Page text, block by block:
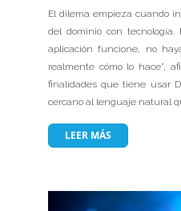
El dilema empieza cuando
del dominio con tecnología.
aplicación funcione, no
realmente cómo lo hace”,
finalidades que tiene usar
cercano al lenguaje natural
LEER MÁS